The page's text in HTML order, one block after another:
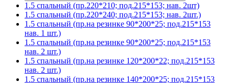
1.5 спальный (пр.220*210; под.215*153; нав. 2шт)
1.5 спальный (пр.220*240; под.215*153; нав. 2шт.)
1.5 спальный (пр.на резинке 90*200*25; под.215*153
нав. 1 шт.)
1.5 спальный (пр.на резинке 90*200*25; под.215*153
нав. 2 шт.)
1.5 спальный (пр.на резинке 120*200*22; под.215*153
нав. 2 шт.)
1.5 спальный (пр.на резинке 140*200*25; под.215*153